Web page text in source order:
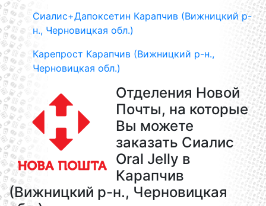
Сиалис+Дапоксетин Карапчив (Вижницкий р-
н., Черновицкая обл.)
Карепрост Карапчив (Вижницкий р-н.,
Черновицкая обл.)
Отделения Новой
Почты, на которые
Вы можете
заказать Сиалис
Oral Jelly в
Карапчив
(Вижницкий р-н., Черновицкая